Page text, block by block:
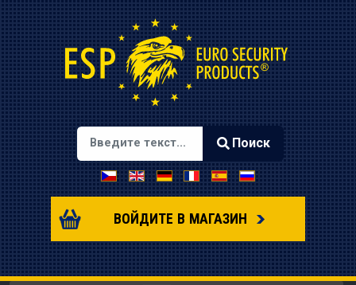
Type 2 or more characters for results.
Поиск
Выберите язык
ВОЙДИТЕ В МАГАЗИН